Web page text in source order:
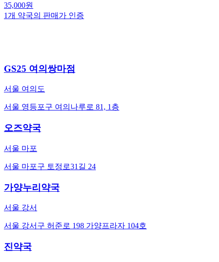
35,000원
1개 약국의 판매가 인증
GS25 여의쌍마점
서울 여의도
서울 영등포구 여의나루로 81, 1층
오즈약국
서울 마포
서울 마포구 토정로31길 24
가양누리약국
서울 강서
서울 강서구 허준로 198 가양프라자 104호
진약국